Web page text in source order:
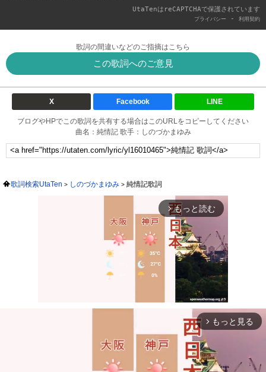
UtaTenはreCAPTCHAで保護されています
プライバシー - 利用契約
歌詞の間違いなどのご指摘はこちら
この歌詞へのご意見
X Facebook LINE
ブログやHPでこの歌詞を共有する場合はこのURLをコピーしてください
曲名：純情記 歌手：しのづかまゆみ
歌詞検索UtaTen しのづかまゆみ 純情記歌詞
arrow_forward_ios もっと読む
Mute
arrow_forward_ios もっと見る